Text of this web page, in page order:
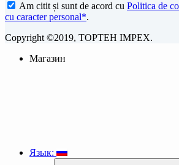
Am citit și sunt de acord cu Politica de
cu caracter personal*.
Copyright ©2019, TOPTEH IMPEX.
Магазин
Язык: